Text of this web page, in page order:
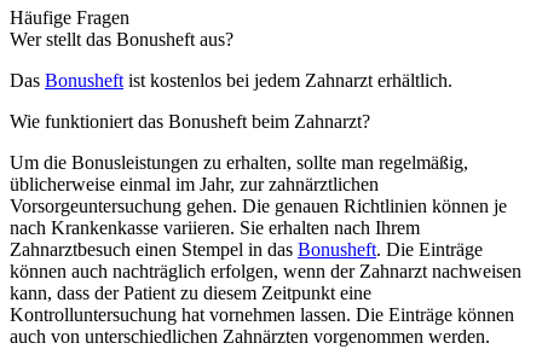
Häufige Fragen
Wer stellt das Bonusheft aus?
Das Bonusheft ist kostenlos bei jedem Zahnarzt erhältlich.
Wie funktioniert das Bonusheft beim Zahnarzt?
Um die Bonusleistungen zu erhalten, sollte man regelmäßig,
üblicherweise einmal im Jahr, zur zahnärztlichen
Vorsorgeuntersuchung gehen. Die genauen Richtlinien können je
nach Krankenkasse variieren. Sie erhalten nach Ihrem
Zahnarztbesuch einen Stempel in das Bonusheft. Die Einträge
können auch nachträglich erfolgen, wenn der Zahnarzt nachweisen
kann, dass der Patient zu diesem Zeitpunkt eine
Kontrolluntersuchung hat vornehmen lassen. Die Einträge können
auch von unterschiedlichen Zahnärzten vorgenommen werden.